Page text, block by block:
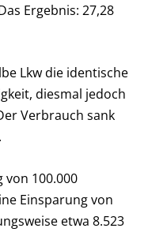
Ergebnis: 27,28
Lkw die identische
diesmal jedoch
Verbrauch sank
von 100.000
Einsparung von
etwa 8.523